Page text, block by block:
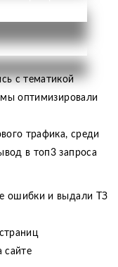
с тематикой
мы оптимизировали
трафика, среди
в топ3 запроса
ошибки и выдали ТЗ
сайте